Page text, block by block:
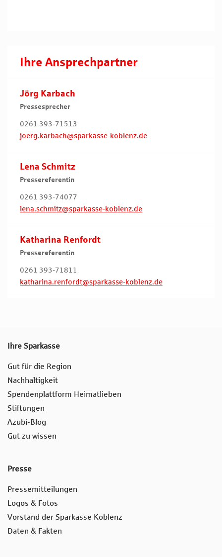
Ihre Ansprechpartner
Jörg Karbach
Pressesprecher
0261 393-71513
joerg.karbach@sparkasse-koblenz.de
Lena Schmitz
Pressereferentin
0261 393-74077
lena.schmitz@sparkasse-koblenz.de
Katharina Renfordt
Pressereferentin
0261 393-71811
katharina.renfordt@sparkasse-koblenz.de
Ihre Sparkasse
Gut für die Region
Nachhaltigkeit
Spendenplattform Heimatlieben
Stiftungen
Azubi-Blog
Gut zu wissen
Presse
Pressemitteilungen
Logos & Fotos
Vorstand der Sparkasse Koblenz
Daten & Fakten